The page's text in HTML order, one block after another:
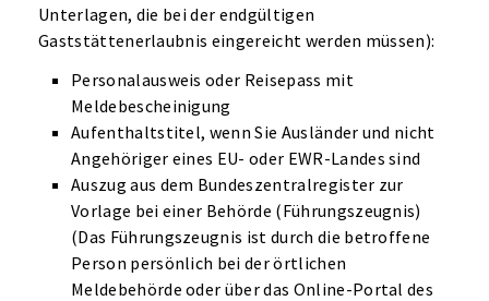
Unterlagen, die bei der endgültigen
Gaststättenerlaubnis eingereicht werden müssen):
Personalausweis oder Reisepass mit
Meldebescheinigung
Aufenthaltstitel, wenn Sie Ausländer und nicht
Angehöriger eines EU- oder EWR-Landes sind
Auszug aus dem Bundeszentralregister zur
Vorlage bei einer Behörde (Führungszeugnis)
(Das Führungszeugnis ist durch die betroffene
Person persönlich bei der ört­lichen
Meldebehörde oder über das Online-Portal des